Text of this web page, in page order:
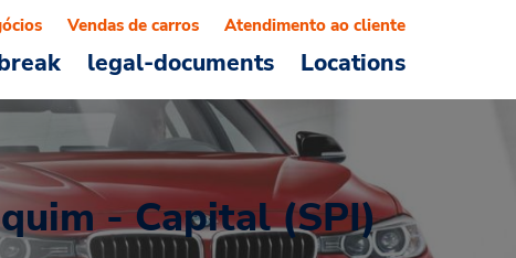
legal-documents Locations
Vendas de carros Atendimento ao cliente
- Capital (SPI)